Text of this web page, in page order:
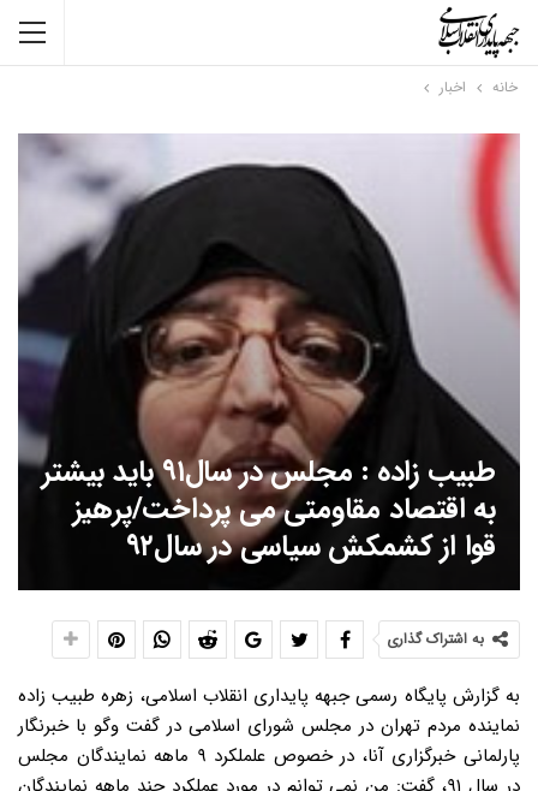
خانه اخبار
طبیب زاده : مجلس در سال۹۱ باید بیشتر
به اقتصاد مقاومتی می پرداخت/پرهیز
قوا از کشمکش سیاسی در سال۹۲
به اشتراک گذاری
به گزارش پایگاه رسمی جبهه پایداری انقلاب اسلامی، زهره طبیب زاده
نماینده مردم تهران در مجلس شورای اسلامی در گفت وگو با خبرنگار
پارلمانی خبرگزاری آنا، در خصوص علملکرد ۹ ماهه نمایندگان مجلس